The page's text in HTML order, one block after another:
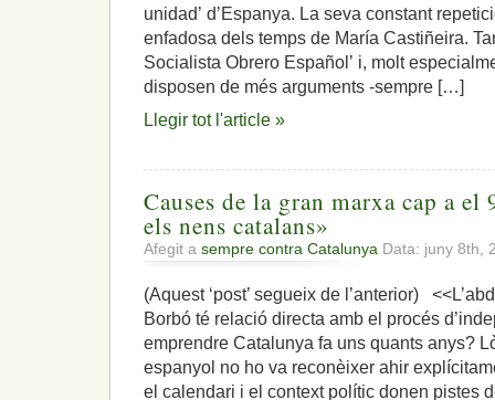
a
nacions
que
formen
la
entelèquia
unidad’ d’Espanya. La seva constant
enfadosa dels temps de María Castiñeira.
Socialista Obrero Español’ i, molt
disposen de més arguments -sempre […]
Llegir tot l'article »
Causes de la gran marxa cap a
els nens catalans»
Afegit a sempre contra Catalunya Data: juny 8th,
(Aquest ‘post’ segueix de l’anterior)
Borbó té relació directa amb el procés
emprendre Catalunya fa uns quants anys?
espanyol no ho va reconèixer ahir
el calendari i el context polític donen pistes